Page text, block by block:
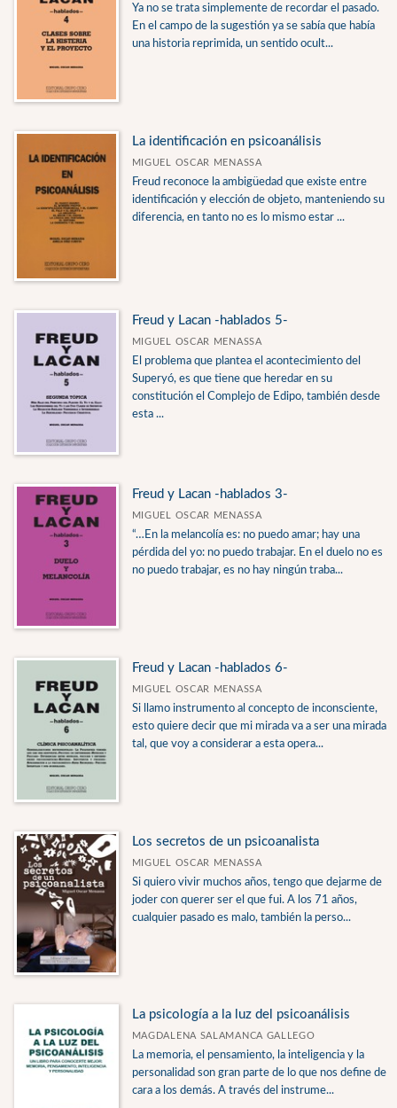
Ya no se trata simplemente de recordar el pasado.
En el campo de la sugestión ya se sabía que había
una historia reprimida, un sentido ocult...
La identificación en psicoanálisis
MIGUEL OSCAR MENASSA
Freud reconoce la ambigüedad que existe entre
identificación y elección de objeto, manteniendo su
diferencia, en tanto no es lo mismo estar ...
Freud y Lacan -hablados 5-
MIGUEL OSCAR MENASSA
El problema que plantea el acontecimiento del
Superyó, es que tiene que heredar en su
constitución el Complejo de Edipo, también desde
esta ...
Freud y Lacan -hablados 3-
MIGUEL OSCAR MENASSA
“…En la melancolía es: no puedo amar; hay una
pérdida del yo: no puedo trabajar. En el duelo no es
no puedo trabajar, es no hay ningún traba...
Freud y Lacan -hablados 6-
MIGUEL OSCAR MENASSA
Si llamo instrumento al concepto de inconsciente,
esto quiere decir que mi mirada va a ser una mirada
tal, que voy a considerar a esta opera...
Los secretos de un psicoanalista
MIGUEL OSCAR MENASSA
Si quiero vivir muchos años, tengo que dejarme de
joder con querer ser el que fui. A los 71 años,
cualquier pasado es malo, también la perso...
La psicología a la luz del psicoanálisis
MAGDALENA SALAMANCA GALLEGO
La memoria, el pensamiento, la inteligencia y la
personalidad son gran parte de lo que nos define de
cara a los demás. A través del instrume...